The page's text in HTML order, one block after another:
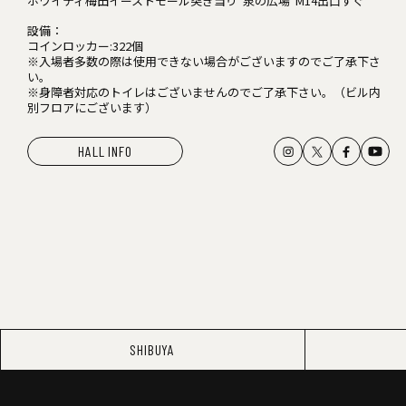
設備：
コインロッカー:322個
※入場者多数の際は使用できない場合がございますのでご了承下さ
い。
※身障者対応のトイレはございませんのでご了承下さい。（ビル内
別フロアにございます）
HALL INFO
SHIBUYA